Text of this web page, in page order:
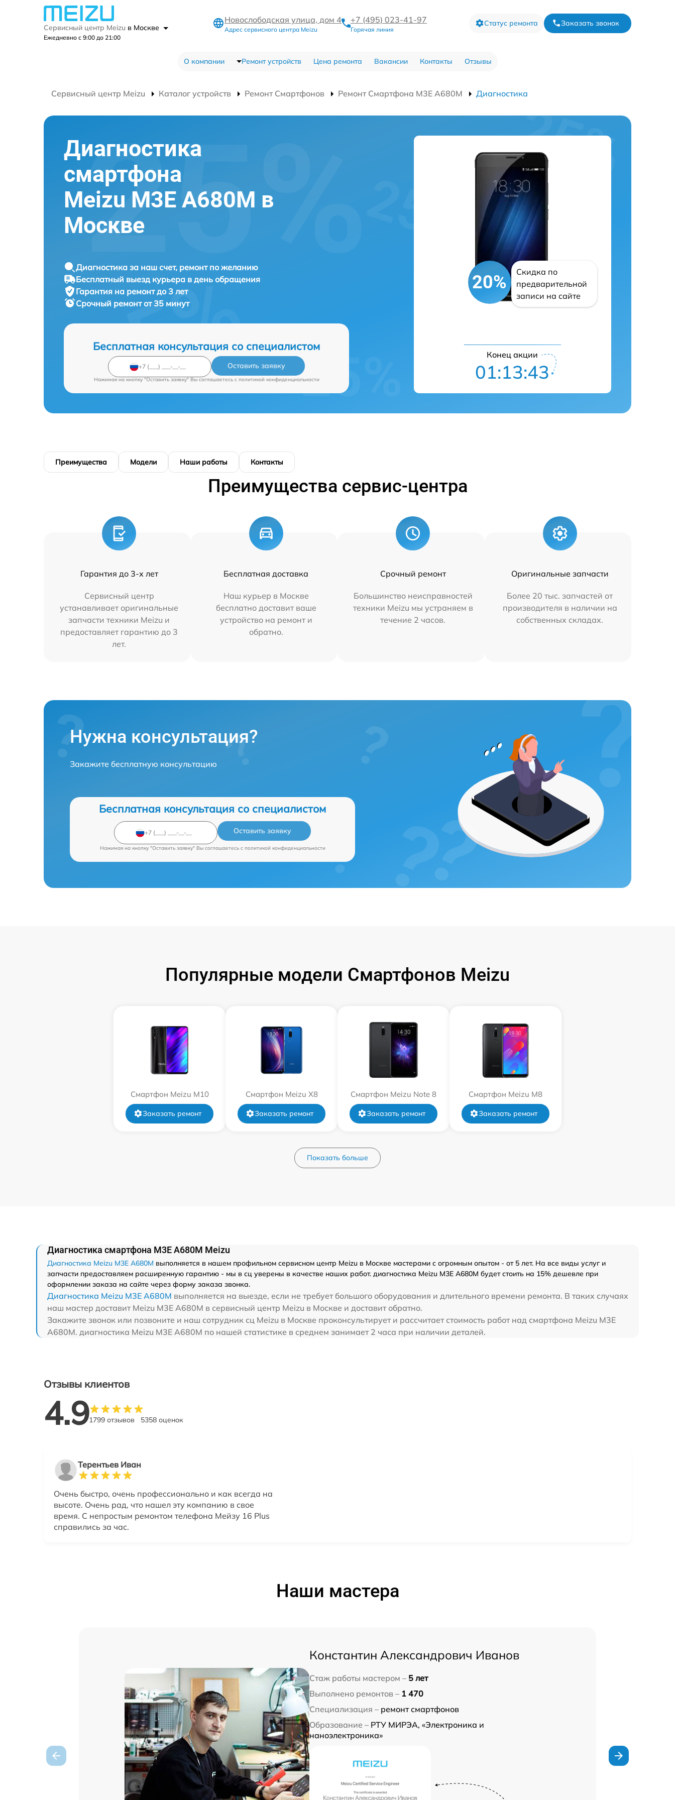
Сервисный центр Meizu в Москве
Ежедневно с 9:00 до 21:00
Новослободская улица, дом 4
Адрес сервисного центра Meizu
+7 (495) 023-41-97
Горячая линия
Статус ремонта Заказать звонок
О компании Ремонт устройств Цена ремонта Вакансии Контакты Отзывы
Сервисный центр Meizu Каталог устройств Ремонт Смартфонов Ремонт Смартфона M3E A680M Диагностика
Диагностика
смартфона
Meizu M3E A680M в
Москве
Диагностика за наш счет, ремонт по желанию
Бесплатный выезд курьера в день обращения
Гарантия на ремонт до 3 лет
Срочный ремонт от 35 минут
Бесплатная консультация со специалистом
Оставить заявку
Нажимая на кнопку "Оставить заявку" Вы соглашаетесь c политикой конфиденциальности
20%
Скидка по
предварительной
записи на сайте
Конец акции
01:13:42
Преимущества Модели Наши работы Контакты
Преимущества сервис-центра
Гарантия до 3-х лет
Сервисный центр
устанавливает оригинальные
запчасти техники Meizu и
предоставляет гарантию до 3
лет.
Бесплатная доставка
Наш курьер в Москве
бесплатно доставит ваше
устройство на ремонт и
обратно.
Срочный ремонт
Большинство неисправностей
техники Meizu мы устраняем в
течение 2 часов.
Оригинальные запчасти
Более 20 тыс. запчастей от
производителя в наличии на
собственных складах.
Нужна консультация?
Закажите бесплатную консультацию
Бесплатная консультация со специалистом
Оставить заявку
Нажимая на кнопку "Оставить заявку" Вы соглашаетесь c политикой конфиденциальности
Популярные модели Смартфонов Meizu
Смартфон Meizu M10
Заказать ремонт
Смартфон Meizu X8
Заказать ремонт
Смартфон Meizu Note 8
Заказать ремонт
Смартфон Meizu M8
Заказать ремонт
Показать больше
Диагностика смартфона M3E A680M Meizu
Диагностика Meizu M3E A680M выполняется в нашем профильном сервисном центр Meizu в Москве мастерами с огромным опытом - от 5 лет. На все виды услуг и
запчасти предоставляем расширенную гарантию - мы в сц уверены в качестве наших работ. диагностика Meizu M3E A680M будет стоить на 15% дешевле при
оформлении заказа на сайте через форму заказа звонка.
Диагностика Meizu M3E A680M выполняется на выезде, если не требует большого оборудования и длительного времени ремонта. В таких случаях
наш мастер доставит Meizu M3E A680M в сервисный центр Meizu в Москве и доставит обратно.
Закажите звонок или позвоните и наш сотрудник сц Meizu в Москве проконсультирует и рассчитает стоимость работ над смартфона Meizu M3E
A680M. диагностика Meizu M3E A680M по нашей статистике в среднем занимает 2 часа при наличии деталей.
Отзывы клиентов
4.91799 отзывов 5358 оценок
Терентьев Иван
Очень быстро, очень профессионально и как всегда на
высоте. Очень рад, что нашел эту компанию в свое
время. С непростым ремонтом телефона Мейзу 16 Plus
справились за час.
Наши мастера
Константин Александрович Иванов
Стаж работы мастером – 5 лет
Выполнено ремонтов – 1 470
Специализация – ремонт смартфонов
Образование – РТУ МИРЭА, «Электроника и
наноэлектроника»